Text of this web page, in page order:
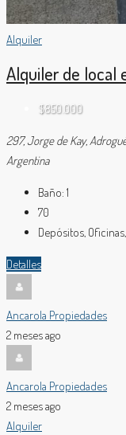
Alquiler
Alquiler de local
$850.000
297, Jorge de Kay,
Argentina
Baño: 1
70
Depósitos,
Detalles
Ancarola Propiedades
2 meses ago
Ancarola Propiedades
2 meses ago
Alquiler